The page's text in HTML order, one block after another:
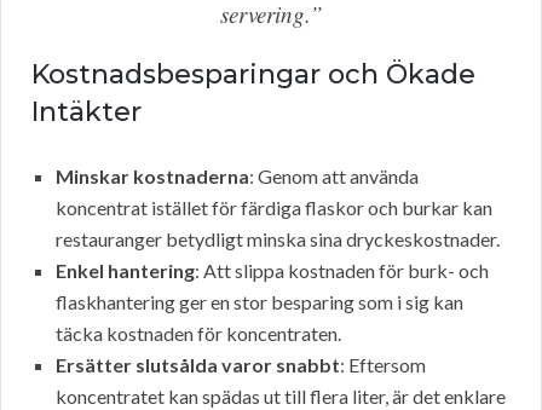
servering.”
Kostnadsbesparingar och Ökade
Intäkter
Minskar kostnaderna: Genom att använda
koncentrat istället för färdiga flaskor och burkar kan
restauranger betydligt minska sina dryckeskostnader.
Enkel hantering: Att slippa kostnaden för burk- och
flaskhantering ger en stor besparing som i sig kan
täcka kostnaden för koncentraten.
Ersätter slutsålda varor snabbt: Eftersom
koncentratet kan spädas ut till flera liter, är det enklare